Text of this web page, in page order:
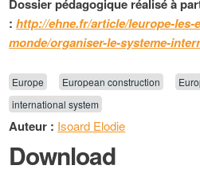
Dossier pédagogique réalisé à
:http://ehne.fr/article/leurope-les-
monde/organiser-le-systeme-
Europe European construction
international system
Auteur : Isoard Elodie
Download